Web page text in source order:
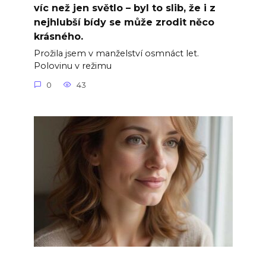
víc než jen světlo – byl to slib, že i z
nejhlubší bídy se může zrodit něco
krásného.
Prožila jsem v manželství osmnáct let.
Polovinu v režimu
0 43